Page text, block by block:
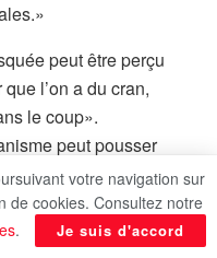
peut être perçu
l’on a du cran,
le coup».
peut pousser
: on adopte
pour appartenir
votre navigation sur
de cookies. Consultez notre
. Je suis d'accord